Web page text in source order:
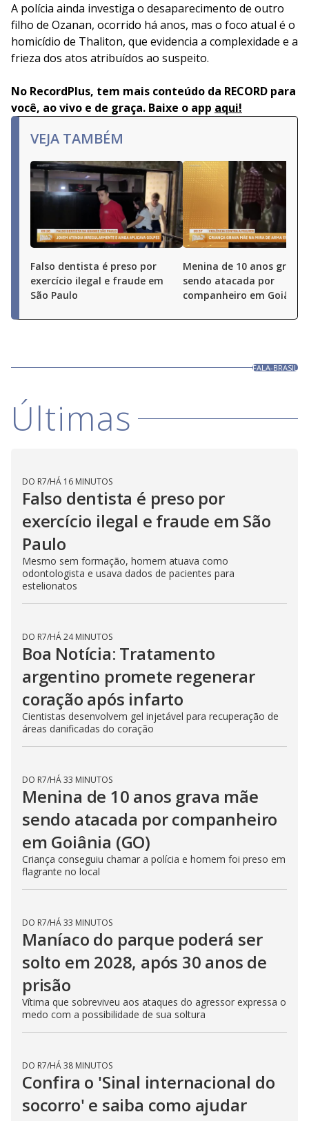
A polícia ainda investiga o desaparecimento de outro
filho de Ozanan, ocorrido há anos, mas o foco atual é o
homicídio de Thaliton, que evidencia a complexidade e a
frieza dos atos atribuídos ao suspeito.
No RecordPlus, tem mais conteúdo da RECORD para
você, ao vivo e de graça. Baixe o app aqui!
VEJA TAMBÉM
Falso dentista é preso por
exercício ilegal e fraude em
São Paulo
Menina de 10 anos grava
sendo atacada por
companheiro em Goiânia
FALA-BRASIL
Últimas
DO R7/HÁ 16 MINUTOS
exercício ilegal e fraude em São
Paulo
Mesmo sem formação, homem atuava como
odontologista e usava dados de pacientes para
estelionatos
DO R7/HÁ 24 MINUTOS
argentino promete regenerar
coração após infarto
Cientistas desenvolvem gel injetável para recuperação de
áreas danificadas do coração